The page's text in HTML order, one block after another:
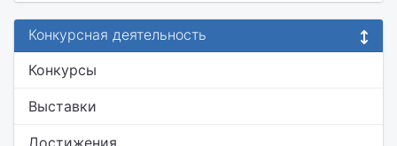
Конкурсная деятельность
Конкурсы
Выставки
Достижения